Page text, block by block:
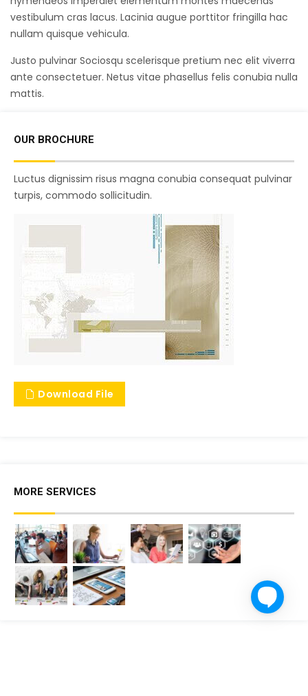
vestibulum cras lacus. Lacinia augue porttitor fringilla hac
nullam quisque vehicula.
Justo pulvinar Sociosqu scelerisque pretium nec elit viverra
ante consectetuer. Netus vitae phasellus felis conubia nulla
mattis.
OUR BROCHURE
Luctus dignissim risus magna conubia consequat pulvinar
turpis, commodo sollicitudin.
Download File
MORE SERVICES